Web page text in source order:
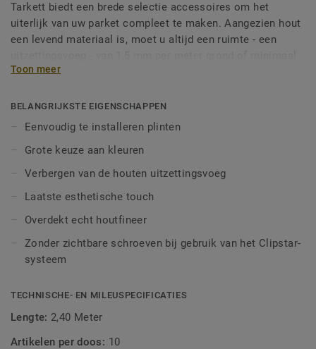
Tarkett biedt een brede selectie accessoires om het
uiterlijk van uw parket compleet te maken. Aangezien hout
een levend materiaal is, moet u altijd een ruimte - een
8 tot 10 mm tussen de vloer en de muren, de drempels, de
dilatatievoeg kan worden weggewerkt met plinten, lijstwerk
en slangklemmen. De profielen kunnen worden
geïnstalleerd met spijkers, schroeven, kleefstoffen, maar
zijn ook geschikt voor het Tarkett Clipstar-
systeem.Clipstar fineerplinten zijn verkrijgbaar in een breed
plinten worden eenvoudig afzonderlijk op aan de muur
bevestigde clips gemonteerd. Hout is een natuurlijk
Toon meer
BELANGRIJKSTE EIGENSCHAPPEN
Eenvoudig te installeren plinten
Grote keuze aan kleuren
Verbergen van de houten uitzettingsvoeg
Laatste esthetische touch
Overdekt echt houtfineer
Zonder zichtbare schroeven bij gebruik van het Clipstar-
systeem
TECHNISCHE- EN MILEUSPECIFICATIES
Lengte: 2,40 Meter
Artikelen per doos: 10